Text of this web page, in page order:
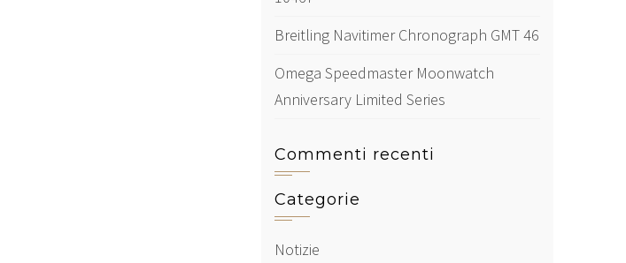
Breitling Navitimer Chronograph GMT 46
Omega Speedmaster Moonwatch
Anniversary Limited Series
Commenti recenti
Categorie
Notizie